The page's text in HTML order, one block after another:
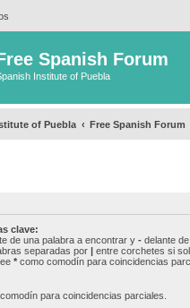
Spanish Forum
Institute of Puebla
of Puebla Free Spanish Forum
clave:
de una palabra a encontrar y - delante
separadas por | entre corchetes si
* como comodín para coincidencias
para coincidencias parciales.